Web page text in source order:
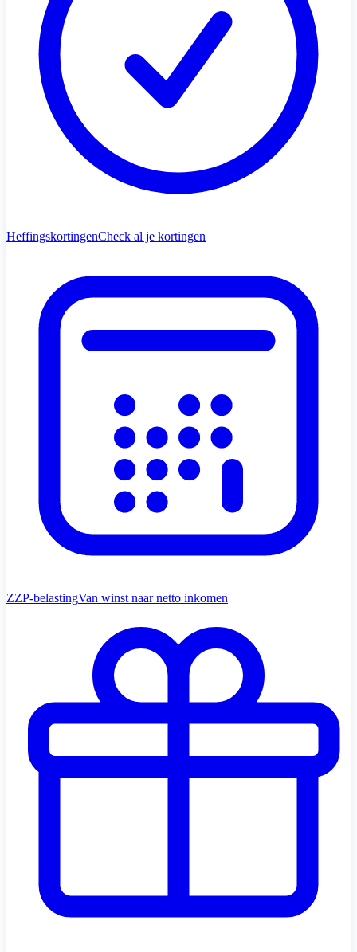
HeffingskortingenCheck al je kortingen
ZZP-belastingVan winst naar netto inkomen